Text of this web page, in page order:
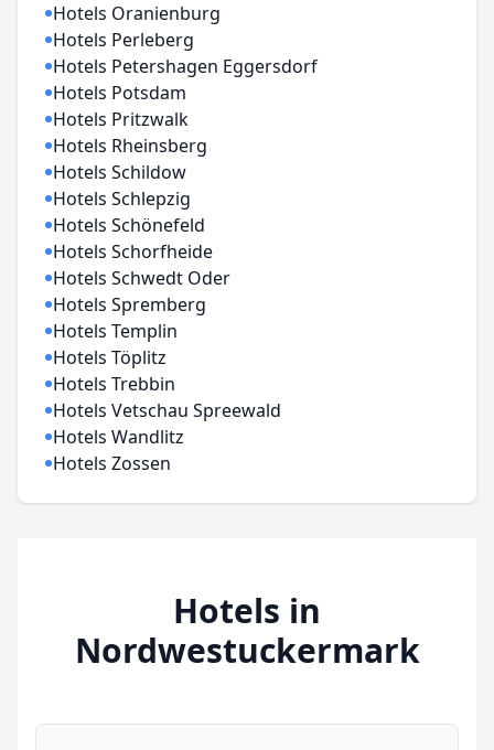
Hotels Oranienburg
Hotels Perleberg
Hotels Petershagen Eggersdorf
Hotels Potsdam
Hotels Pritzwalk
Hotels Rheinsberg
Hotels Schildow
Hotels Schlepzig
Hotels Schönefeld
Hotels Schorfheide
Hotels Schwedt Oder
Hotels Spremberg
Hotels Templin
Hotels Töplitz
Hotels Trebbin
Hotels Vetschau Spreewald
Hotels Wandlitz
Hotels Zossen
Hotels in
Nordwestuckermark